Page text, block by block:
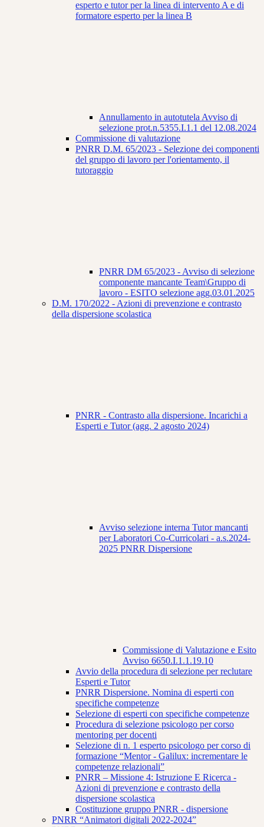
esperto e tutor per la linea di intervento A e di
formatore esperto per la linea B
Annullamento in autotutela Avviso di
selezione prot.n.5355.I.1.1 del 12.08.2024
Commissione di valutazione
PNRR D.M. 65/2023 - Selezione dei componenti
del gruppo di lavoro per l'orientamento, il
tutoraggio
PNRR DM 65/2023 - Avviso di selezione
componente mancante Team\Gruppo di
lavoro - ESITO selezione agg.03.01.2025
D.M. 170/2022 - Azioni di prevenzione e contrasto
della dispersione scolastica
PNRR - Contrasto alla dispersione. Incarichi a
Esperti e Tutor (agg. 2 agosto 2024)
Avviso selezione interna Tutor mancanti
per Laboratori Co-Curricolari - a.s.2024-
2025 PNRR Dispersione
Commissione di Valutazione e Esito
Avviso 6650.I.1.1.19.10
Avvio della procedura di selezione per reclutare
Esperti e Tutor
PNRR Dispersione. Nomina di esperti con
specifiche competenze
Selezione di esperti con specifiche competenze
Procedura di selezione psicologo per corso
mentoring per docenti
Selezione di n. 1 esperto psicologo per corso di
formazione “Mentor - Galilux: incrementare le
competenze relazionali”
PNRR – Missione 4: Istruzione E Ricerca -
Azioni di prevenzione e contrasto della
dispersione scolastica
Costituzione gruppo PNRR - dispersione
PNRR “Animatori digitali 2022-2024”